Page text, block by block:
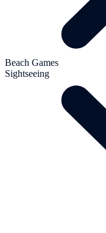
Beach Games
Sightseeing